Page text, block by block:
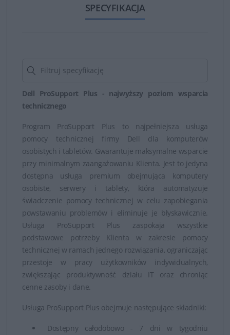
zakresie instalacji i konfiguracji zakupionych produktów
internet, pocztę e-mail lub czat z udziałem pracownika
obsługi technicznej firmy.
problemów sprzętowych i sposób ich rozwiązania, a w
razie konieczności serwis, naprawę i wymianę
wadliwych części.
SPECYFIKACJA
Dell ProSupport Plus - najwyższy poziom wsparcia
technicznego
Program ProSupport Plus to najpełniejsza usługa
pomocy technicznej firmy Dell dla komputerów
osobistych i tabletów. Gwarantuje maksymalne wsparcie
przy minimalnym zaangażowaniu Klienta. Jest to jedyna
dostępna usługa premium obejmująca komputery
osobiste, serwery i tablety, która automatyzuje
świadczenie pomocy technicznej w celu zapobiegania
powstawaniu problemów i eliminuje je błyskawicznie.
Usługa ProSupport Plus zaspokaja wszystkie
podstawowe potrzeby Klienta w zakresie pomocy
technicznej w ramach jednego rozwiązania, ograniczając
przestoje w pracy użytkowników indywidualnych,
zwiększając produktywność działu IT oraz chroniąc
cenne zasoby i dane.
Usługa ProSupport Plus obejmuje następujące składniki:
Dostępny całodobowo - 7 dni w tygodniu